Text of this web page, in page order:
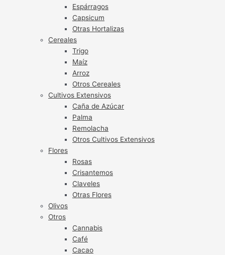
Espárragos
Capsicum
Otras Hortalizas
Cereales
Trigo
Maíz
Arroz
Otros Cereales
Cultivos Extensivos
Caña de Azúcar
Palma
Remolacha
Otros Cultivos Extensivos
Flores
Rosas
Crisantemos
Claveles
Otras Flores
Olivos
Otros
Cannabis
Café
Cacao